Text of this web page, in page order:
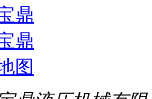
鼎
鼎
图